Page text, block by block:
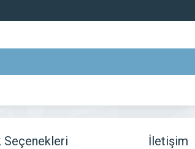
Seçenekleri İletişim